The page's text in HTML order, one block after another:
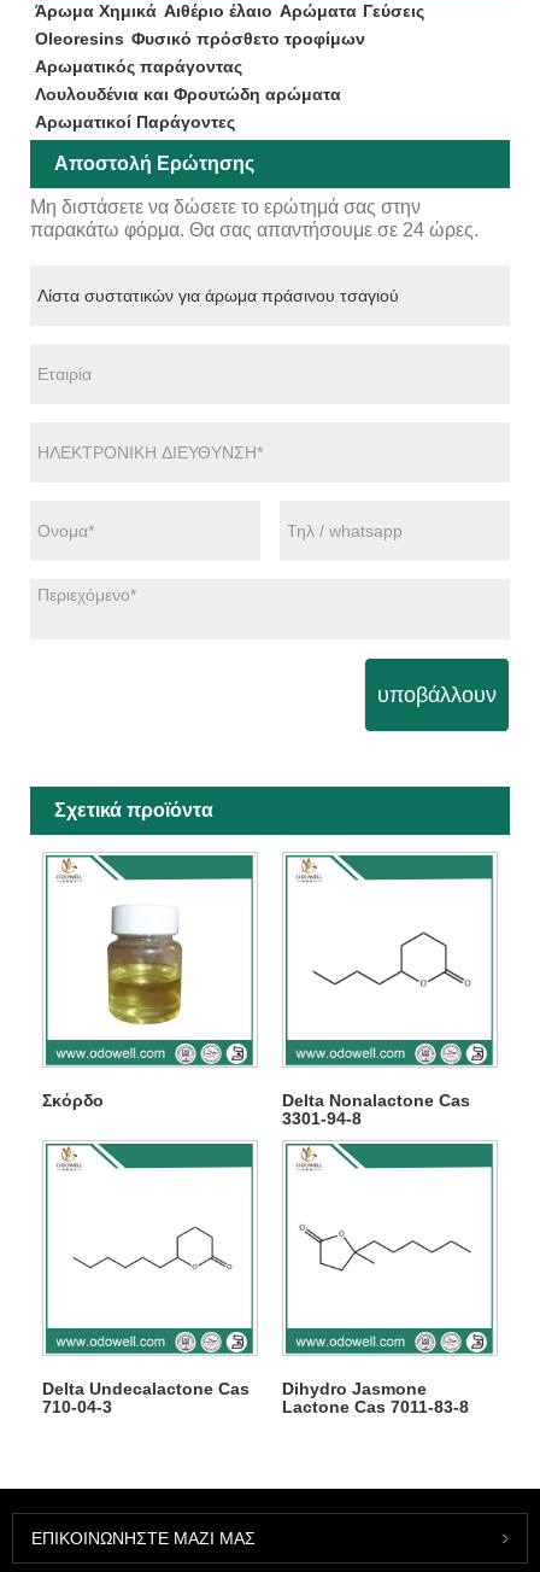
Άρωμα Χημικά Αιθέριο έλαιο Αρώματα Γεύσεις
Oleoresins Φυσικό πρόσθετο τροφίμων
Αρωματικός παράγοντας
Λουλουδένια και Φρουτώδη αρώματα
Αρωματικοί Παράγοντες
Αποστολή Ερώτησης
Μη διστάσετε να δώσετε το ερώτημά σας στην
παρακάτω φόρμα. Θα σας απαντήσουμε σε 24 ώρες.
υποβάλλουν
Σχετικά προϊόντα
Σκόρδο
Delta Nonalactone Cas
3301-94-8
Delta Undecalactone Cas
710-04-3
Dihydro Jasmone
Lactone Cas 7011-83-8
ΕΠΙΚΟΙΝΩΝΉΣΤΕ ΜΑΖΊ ΜΑΣ